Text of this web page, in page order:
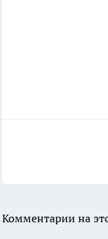
Комментарии на